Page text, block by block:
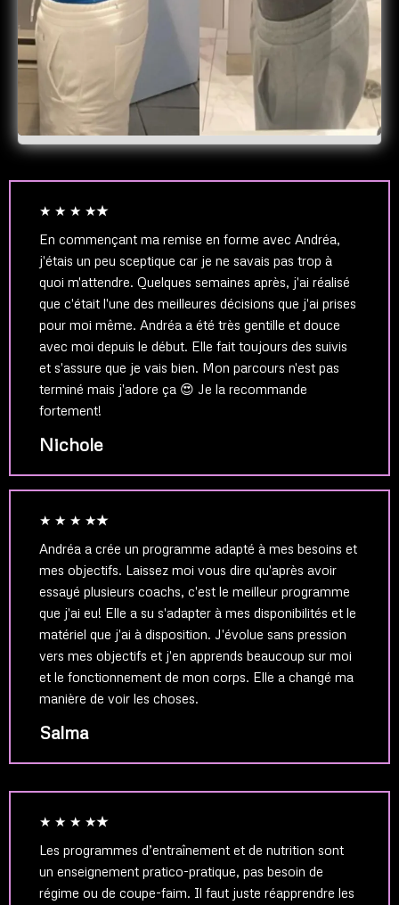
★ ★ ★ ★★
En commençant ma remise en forme avec Andréa,
j'étais un peu sceptique car je ne savais pas trop à
quoi m'attendre. Quelques semaines après, j'ai réalisé
que c'était l'une des meilleures décisions que j'ai prises
pour moi même. Andréa a été très gentille et douce
avec moi depuis le début. Elle fait toujours des suivis
et s'assure que je vais bien. Mon parcours n'est pas
terminé mais j'adore ça 😍 Je la recommande
fortement!
Nichole
★ ★ ★ ★★
Andréa a crée un programme adapté à mes besoins et
mes objectifs. Laissez moi vous dire qu'après avoir
essayé plusieurs coachs, c'est le meilleur programme
que j'ai eu! Elle a su s'adapter à mes disponibilités et le
matériel que j'ai à disposition. J'évolue sans pression
vers mes objectifs et j'en apprends beaucoup sur moi
et le fonctionnement de mon corps. Elle a changé ma
manière de voir les choses.
Salma
★ ★ ★ ★★
Les programmes d’entraînement et de nutrition sont
un enseignement pratico-pratique, pas besoin de
régime ou de coupe-faim. Il faut juste réapprendre les